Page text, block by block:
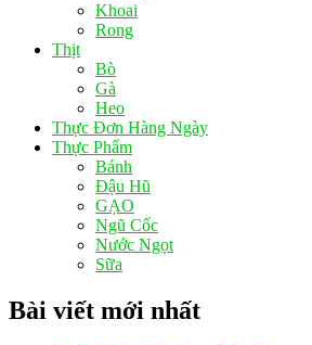
Khoai
Rong
Thịt
Bò
Gà
Heo
Thực Đơn Hàng Ngày
Thực Phẩm
Bánh
Đậu Hũ
GẠO
Ngũ Cốc
Nước Ngọt
Sữa
Bài viết mới nhất